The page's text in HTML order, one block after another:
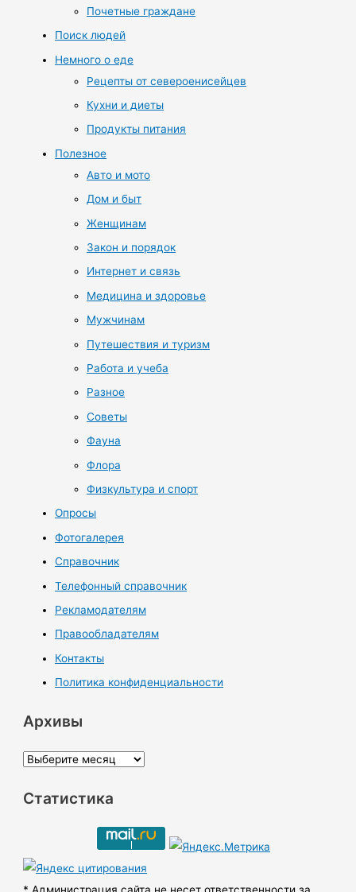
Почетные граждане
Поиск людей
Немного о еде
Рецепты от североенисейцев
Кухни и диеты
Продукты питания
Полезное
Авто и мото
Дом и быт
Женщинам
Закон и порядок
Интернет и связь
Медицина и здоровье
Мужчинам
Путешествия и туризм
Работа и учеба
Разное
Советы
Фауна
Флора
Физкультура и спорт
Опросы
Фотогалерея
Справочник
Телефонный справочник
Рекламодателям
Правообладателям
Контакты
Политика конфиденциальности
Архивы
А
х
ы
Статистика